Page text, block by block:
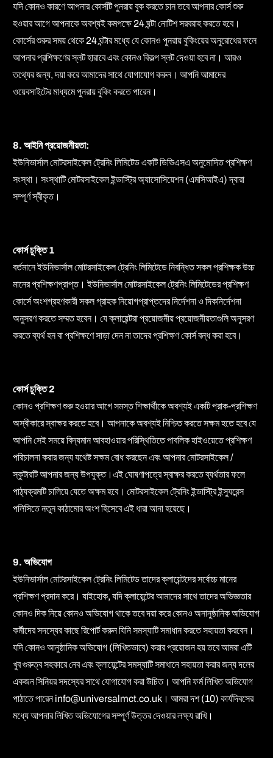
যদি কোনও কারণে আপনার কোর্সটি পুনরায় বুক করতে চান তবে আপনার কোর্স শুরু
হওয়ার আগে আপনাকে অবশ্যই কমপক্ষে 24 ঘন্টা নোটিশ সরবরাহ করতে হবে।
কোর্সের শুরুর সময় থেকে 24 ঘন্টার মধ্যে যে কোনও পুনরায় বুকিংয়ের অনুরোধের ফলে
আপনার প্রশিক্ষণের স্লট হারাবে এবং কোনও বিকল্প স্লট দেওয়া হবে না। আরও
তথ্যের জন্য, দয়া করে আমাদের সাথে যোগাযোগ করুন। আপনি আমাদের
ওয়েবসাইটের মাধ্যমে পুনরায় বুকিং করতে পারেন।
8. আইনি প্রয়োজনীয়তা:
ইউনিভার্সাল মোটরসাইকেল ট্রেনিং লিমিটেড একটি ডিভিএসএ অনুমোদিত প্রশিক্ষণ
সংস্থা। সংস্থাটি মোটরসাইকেল ইন্ডাস্ট্রি অ্যাসোসিয়েশন (এমসিআইএ) দ্বারা
সম্পূর্ণ স্বীকৃত।
কোর্স চুক্তি 1
বর্তমানে ইউনিভার্সাল মোটরসাইকেল ট্রেনিং লিমিটেডে নিবন্ধিত সকল প্রশিক্ষক উচ্চ
মানের প্রশিক্ষণপ্রাপ্ত। ইউনিভার্সাল মোটরসাইকেল ট্রেনিং লিমিটেডের প্রশিক্ষণ
কোর্সে অংশগ্রহণকারী সকল গ্রাহক নিয়োগপ্রাপ্তদের নির্দেশনা ও দিকনির্দেশনা
অনুসরণ করতে সম্মত হবেন। যে ক্লায়েন্টরা প্রয়োজনীয় প্রয়োজনীয়তাগুলি অনুসরণ
করতে ব্যর্থ হন বা প্রশিক্ষণে সাড়া দেন না তাদের প্রশিক্ষণ কোর্স বন্ধ করা হবে।
কোর্স চুক্তি 2
কোনও প্রশিক্ষণ শুরু হওয়ার আগে সমস্ত শিক্ষার্থীকে অবশ্যই একটি প্রাক-প্রশিক্ষণ
অস্বীকারে স্বাক্ষর করতে হবে। আপনাকে অবশ্যই নিশ্চিত করতে সক্ষম হতে হবে যে
আপনি সেই সময়ে বিদ্যমান আবহাওয়ার পরিস্থিতিতে পাবলিক হাইওয়েতে প্রশিক্ষণ
পরিচালনা করার জন্য যথেষ্ট সক্ষম বোধ করছেন এবং আপনার মোটরসাইকেল /
স্কুটারটি আপনার জন্য উপযুক্ত।এই ঘোষণাপত্রে স্বাক্ষর করতে ব্যর্থতার ফলে
পাঠ্যক্রমটি চালিয়ে যেতে অক্ষম হবে। মোটরসাইকেল ট্রেনিং ইন্ডাস্ট্রি ইন্স্যুরেন্স
পলিসিতে নতুন কাঠামোর অংশ হিসেবে এই ধারা আনা হয়েছে।
9. অভিযোগ
ইউনিভার্সাল মোটরসাইকেল ট্রেনিং লিমিটেড তাদের ক্লায়েন্টদের সর্বোচ্চ মানের
প্রশিক্ষণ প্রদান করে। যাইহোক, যদি ক্লায়েন্টের আমাদের সাথে তাদের অভিজ্ঞতার
কোনও দিক নিয়ে কোনও অভিযোগ থাকে তবে দয়া করে কোনও অনানুষ্ঠানিক অভিযোগ
কর্মীদের সদস্যের কাছে রিপোর্ট করুন যিনি সমস্যাটি সমাধান করতে সহায়তা করবেন।
যদি কোনও আনুষ্ঠানিক অভিযোগ (লিখিতভাবে) করার প্রয়োজন হয় তবে আমরা এটি
খুব গুরুত্ব সহকারে নেব এবং ক্লায়েন্টের সমস্যাটি সমাধানে সহায়তা করার জন্য দলের
একজন সিনিয়র সদস্যের সাথে যোগাযোগ করা উচিত। আপনি ফর্ম লিখিত অভিযোগ
পাঠাতে পারেনinfo@universalmct.co.uk । আমরা দশ (10) কার্যদিবসের
মধ্যে আপনার লিখিত অভিযোগের সম্পূর্ণ উত্তর দেওয়ার লক্ষ্য রাখি।